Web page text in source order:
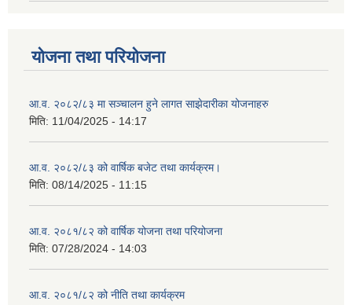
योजना तथा परियोजना
आ.व. २०८२/८३ मा सञ्चालन हुने लागत साझेदारीका योजनाहरु
मिति: 11/04/2025 - 14:17
आ.व. २०८२/८३ को वार्षिक बजेट तथा कार्यक्रम।
मिति: 08/14/2025 - 11:15
आ.व. २०८१/८२ को वार्षिक योजना तथा परियोजना
मिति: 07/28/2024 - 14:03
आ.व. २०८१/८२ को नीति तथा कार्यक्रम